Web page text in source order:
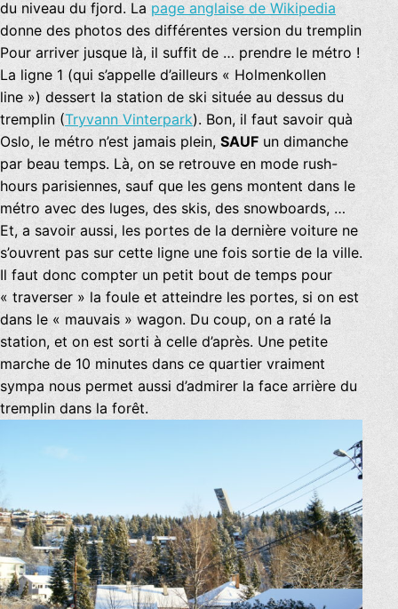
du niveau du fjord. La page anglaise de Wikipedia
donne des photos des différentes version du tremplin
Pour arriver jusque là, il suffit de … prendre le métro !
La ligne 1 (qui s’appelle d’ailleurs « Holmenkollen
line ») dessert la station de ski située au dessus du
tremplin (Tryvann Vinterpark). Bon, il faut savoir quà
Oslo, le métro n’est jamais plein, SAUF un dimanche
par beau temps. Là, on se retrouve en mode rush-
hours parisiennes, sauf que les gens montent dans le
métro avec des luges, des skis, des snowboards, …
Et, a savoir aussi, les portes de la dernière voiture ne
s’ouvrent pas sur cette ligne une fois sortie de la ville.
Il faut donc compter un petit bout de temps pour
« traverser » la foule et atteindre les portes, si on est
dans le « mauvais » wagon. Du coup, on a raté la
station, et on est sorti à celle d’après. Une petite
marche de 10 minutes dans ce quartier vraiment
sympa nous permet aussi d’admirer la face arrière du
tremplin dans la forêt.